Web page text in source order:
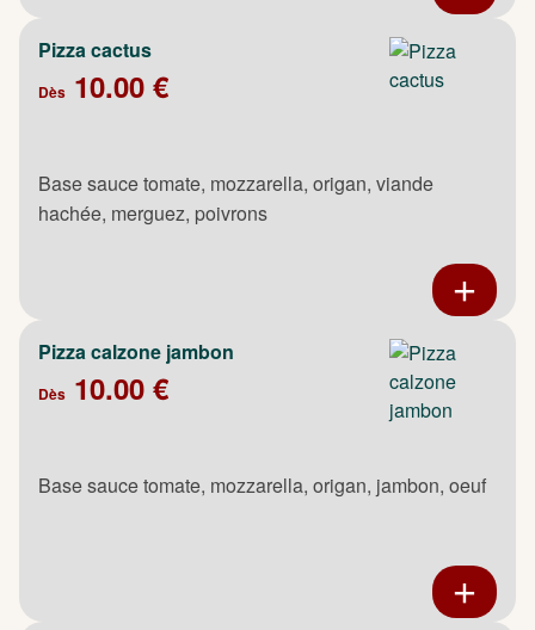
Pizza cactus
Dès 10.00 €
Base sauce tomate, mozzarella, origan, viande
hachée, merguez, poivrons
Pizza calzone jambon
Dès 10.00 €
Base sauce tomate, mozzarella, origan, jambon, oeuf